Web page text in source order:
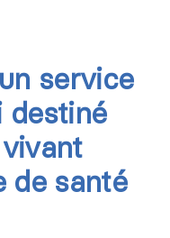
service
destiné
de santé